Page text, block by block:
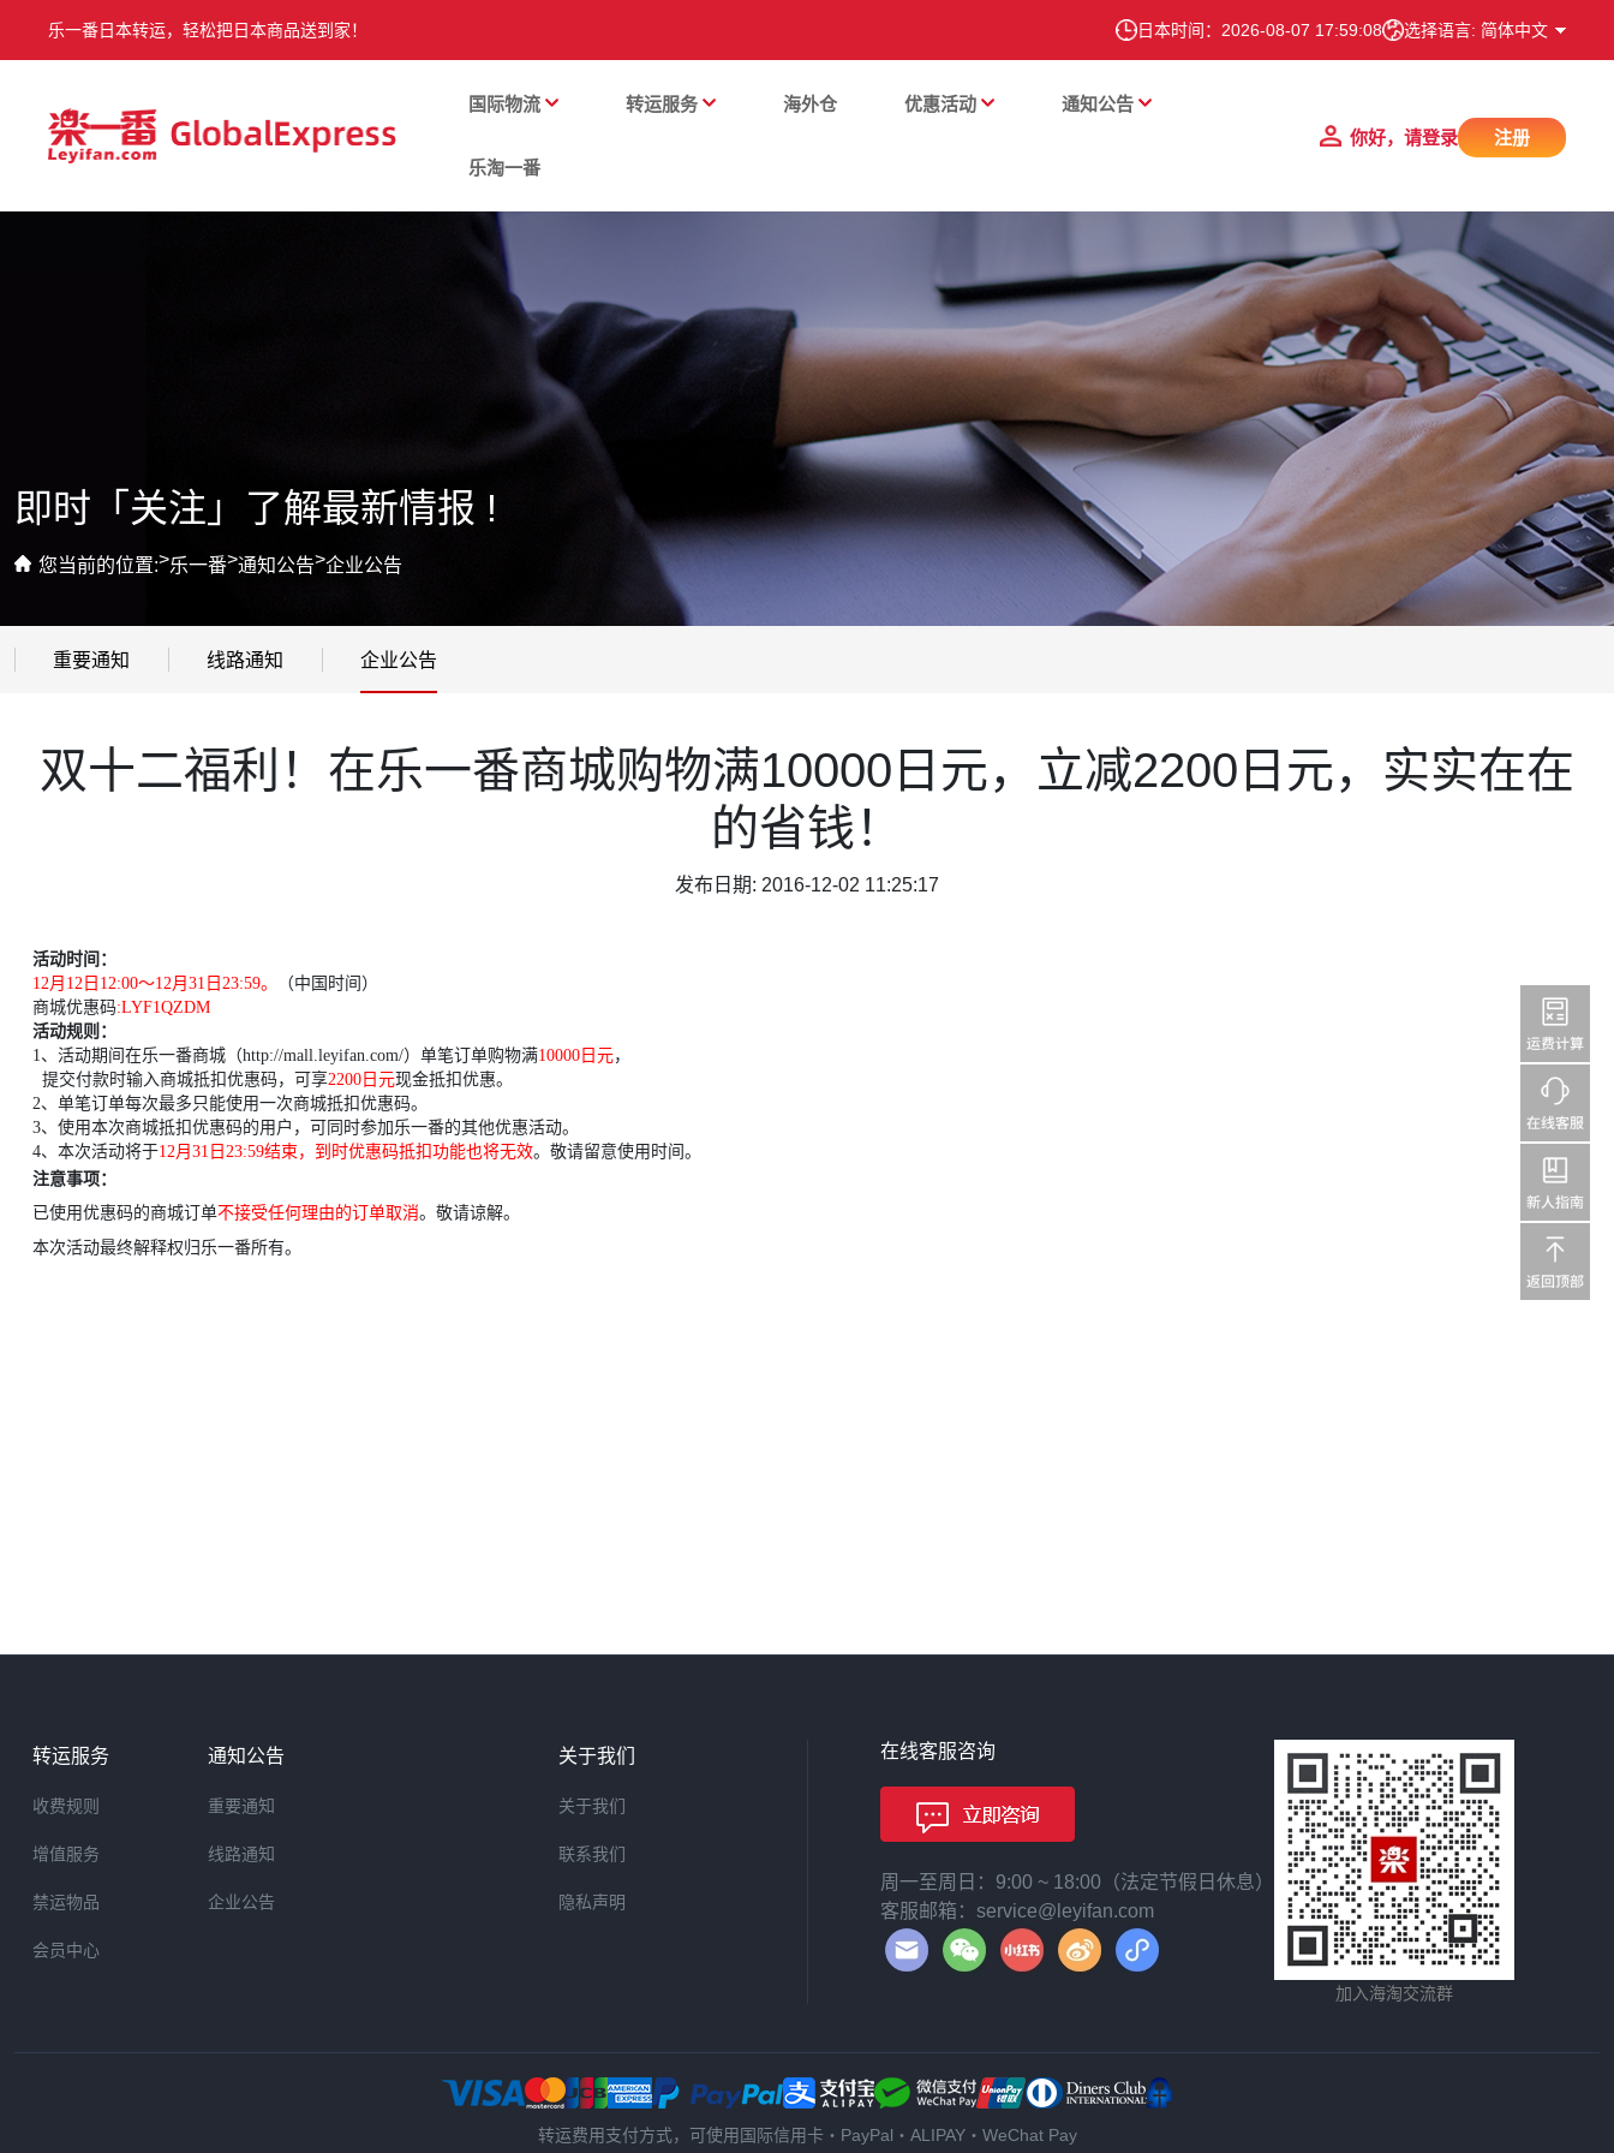
乐一番日本转运，轻松把日本商品送到家！ 日本时间： 2026-08-07 17:59:08 选择语言: 简体中文
国际物流 转运服务 海外仓 优惠活动 通知公告
乐淘一番
你好，请登录 注册
即时「关注」了解最新情报 !
您当前的位置:>乐一番>通知公告>企业公告
重要通知 线路通知 企业公告
双十二福利！在乐一番商城购物满10000日元，立减2200日元，实实在在
的省钱！
发布日期: 2016-12-02 11:25:17
活动时间：
12月12 日12:00〜12月 31 日 23:59。
（中国时间）
商城优惠码:LYF1QZDM
活动规则：
1、 活动期间在乐一番商城（http://mall.leyifan.com/）单笔订单购物满10000日元，
提交付款时输入商城抵扣优惠码，可享2200日元现金抵扣优惠。
2、 单笔订单每次最多只能使用一次商城抵扣优惠码。
3、 使用本次商城抵扣优惠码的用户，可同时参加乐一番的其他优惠活动。
4、 本次活动将于12月31日 23:59结束，到时优惠码抵扣功能也将无效。敬请留意使用时间。
注意事项：
已使用优惠码的商城订单不接受任何理由的订单取消。敬请谅解。
本次活动最终解释权归乐一番所有。
转运服务
收费规则
增值服务
禁运物品
会员中心
通知公告
重要通知
线路通知
企业公告
关于我们
关于我们
联系我们
隐私声明
在线客服咨询
周一至周日：9:00 ~ 18:00（法定节假日休息）
客服邮箱：service@leyifan.com
加入海淘交流群
转运费用支付方式，可使用国际信用卡・PayPal・ALIPAY・WeChat Pay